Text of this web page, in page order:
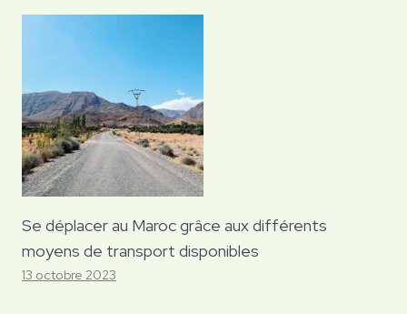
Se déplacer au Maroc grâce aux différents
moyens de transport disponibles
13 octobre 2023